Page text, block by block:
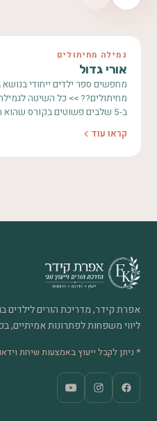
גמילה מחיתולים
אורי גדול
מחפשים ספר ילדים ייחודי בנושא
מחיתולים?? >> כל השיטה
ב-5 שלבים פשוטים בקורס
קראו עוד
אפרת קידר, מדריכת הורים לילדים
ליווי משפחות לפתרונות אמיתיים,
* ניתן לקבל ייעוץ באמצעות שיחת וידאו